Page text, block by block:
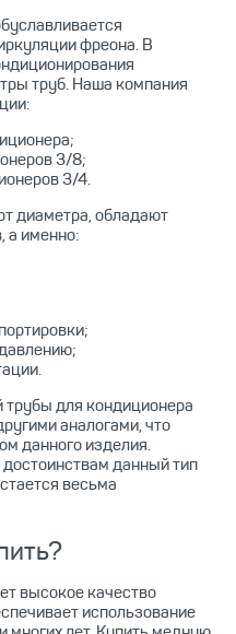
фреона. В
труб. Наша компания
3/8;
3/4.
диаметра, обладают
а именно:
трубы для кондиционера
аналогами, что
данного изделия.
данный тип
весьма
высокое качество
использование